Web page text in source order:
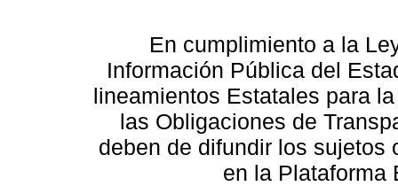
En cumplimiento a la
Información Pública del
lineamientos Estatales para
las Obligaciones de
deben de difundir los sujetos
en la Plataforma